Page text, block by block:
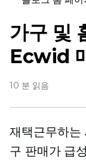
가구 및
Ecwid
10 분 읽음
재택근무하는
구 판매가 급